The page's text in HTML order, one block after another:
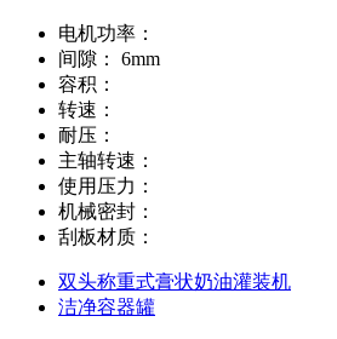
电机功率：
间隙：
6mm
容积：
转速：
耐压：
主轴转速：
使用压力：
机械密封：
刮板材质：
双头称重式膏状奶油灌装机
洁净容器罐